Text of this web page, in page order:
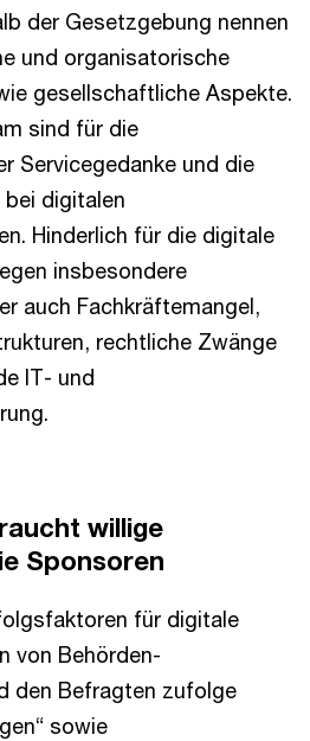
der Gesetzgebung nennen
und organisatorische
gesellschaftliche Aspekte.
sind für die
Servicegedanke und die
digitalen
Hinderlich für die digitale
insbesondere
auch Fachkräftemangel,
rechtliche Zwänge
IT- und
willige
Sponsoren
für digitale
von Behörden-
den Befragten zufolge
sowie